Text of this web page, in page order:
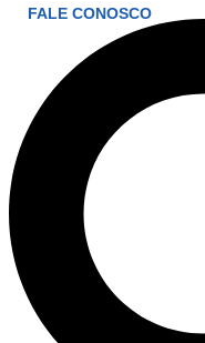
FALE CONOSCO